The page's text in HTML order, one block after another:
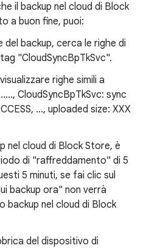
il backup nel cloud di Block
a buon fine, puoi:
del backup, cerca le righe di
"CloudSyncBpTkSvc".
righe simili a
CloudSyncBpTkSvc: sync
..., uploaded size: XXX
nel cloud di Block Store, è
di "raffreddamento" di 5
5 minuti, se fai clic sul
backup ora" non verrà
backup nel cloud di Block
del dispositivo di